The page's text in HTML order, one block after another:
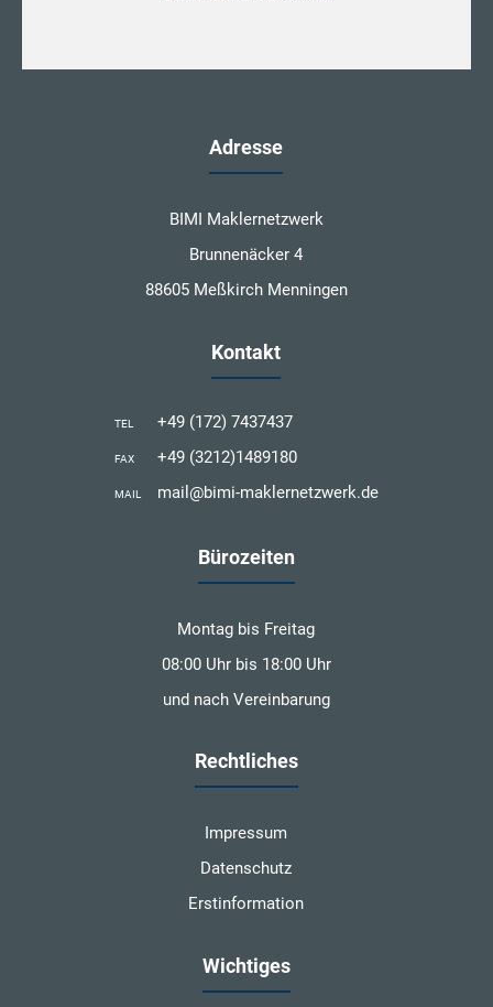
Adresse
BIMI Maklernetzwerk
Brunnenäcker 4
88605 Meßkirch Menningen
Kontakt
TEL +49 (172) 7437437
FAX +49 (3212)1489180
MAIL mail@bimi-maklernetzwerk.de
Bürozeiten
Montag bis Freitag
08:00 Uhr bis 18:00 Uhr
und nach Vereinbarung
Rechtliches
Impressum
Datenschutz
Erstinformation
Wichtiges